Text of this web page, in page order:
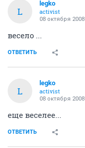
L
legko
activist
08 октября 2008
весело ...
ОТВЕТИТЬ
L
legko
activist
08 октября 2008
еще веселее...
ОТВЕТИТЬ